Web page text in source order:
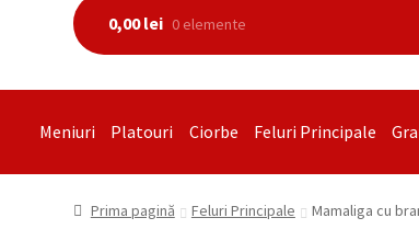
0,00lei 0 elemente
Meniuri Platouri Ciorbe Feluri Principale
Prima pagină Feluri Principale Mamaliga cu